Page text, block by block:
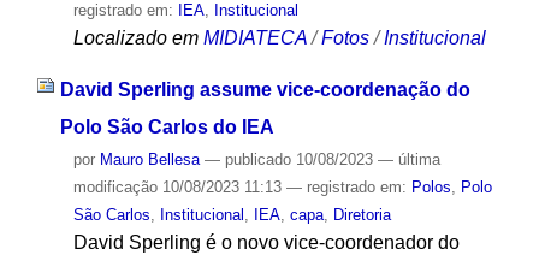
registrado em:
IEA, Institucional
Localizado em MIDIATECA /Fotos /Institucional
David Sperling assume vice-coordenação do
Polo São Carlos do IEA
por Mauro Bellesa — publicado10/08/2023 — última
modificação10/08/2023 11:13 — registrado em: Polos, Polo
São Carlos, Institucional , IEA, capa, Diretoria
David Sperling é o novo vice-coordenador do